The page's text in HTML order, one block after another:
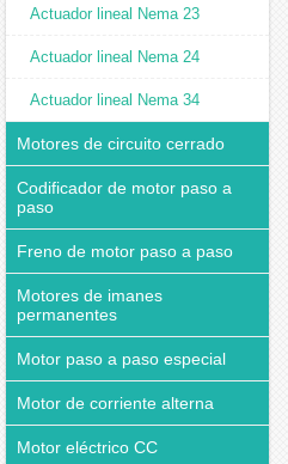
Actuador lineal Nema 23
Actuador lineal Nema 24
Actuador lineal Nema 34
Motores de circuito cerrado
Codificador de motor paso a
paso
Freno de motor paso a paso
Motores de imanes
permanentes
Motor paso a paso especial
Motor de corriente alterna
Motor eléctrico CC